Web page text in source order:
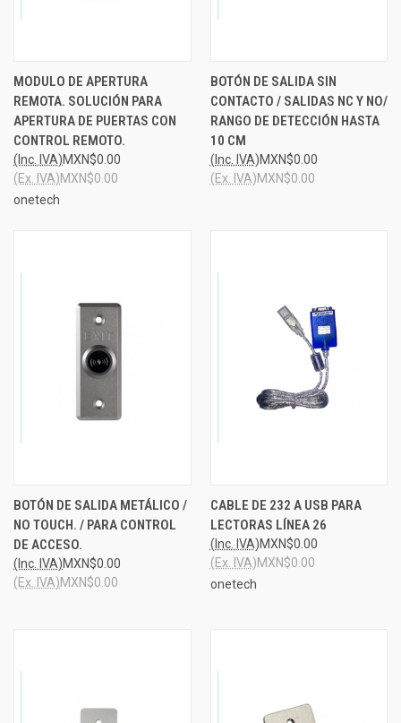
MODULO DE APERTURA
REMOTA. SOLUCIÓN PARA
APERTURA DE PUERTAS CON
CONTROL REMOTO.
MXN$0.00
(Inc. IVA)
MXN$0.00
(Ex. IVA)
onetech
BOTÓN DE SALIDA SIN
CONTACTO / SALIDAS NC Y NO/
RANGO DE DETECCIÓN HASTA
10 CM
MXN$0.00
(Inc. IVA)
MXN$0.00
(Ex. IVA)
BOTÓN DE SALIDA METÁLICO /
NO TOUCH. / PARA CONTROL
DE ACCESO.
MXN$0.00
(Inc. IVA)
MXN$0.00
(Ex. IVA)
CABLE DE 232 A USB PARA
LECTORAS LÍNEA 26
MXN$0.00
(Inc. IVA)
MXN$0.00
(Ex. IVA)
onetech